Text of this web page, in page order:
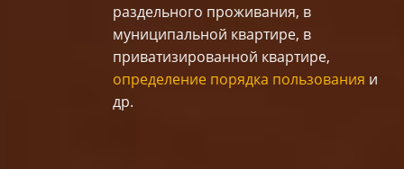
раздельного проживания, в
муниципальной квартире, в
приватизированной квартире,
определение порядка пользования и
др.